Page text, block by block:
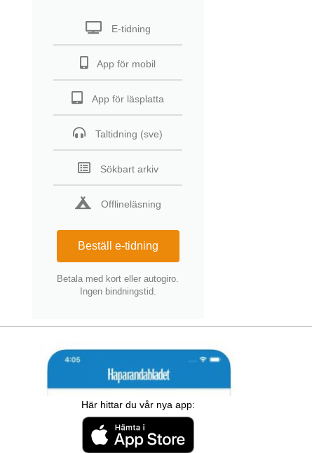
E-tidning
App för mobil
App för läsplatta
Taltidning (sve)
Sökbart arkiv
Offlineläsning
Beställ e-tidning
Betala med kort eller autogiro.
Ingen bindningstid.
Här hittar du vår nya app: